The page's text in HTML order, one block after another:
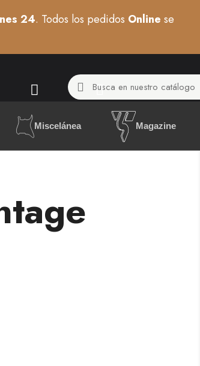
24. Todos los pedidos Online se
Miscelánea Magazine